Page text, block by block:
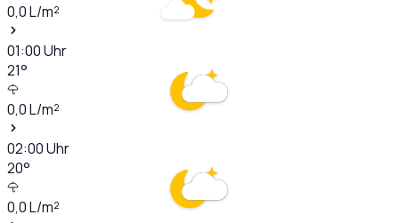
0,0L/m²
01:00Uhr
21°
0,0L/m²
02:00Uhr
20°
0,0L/m²